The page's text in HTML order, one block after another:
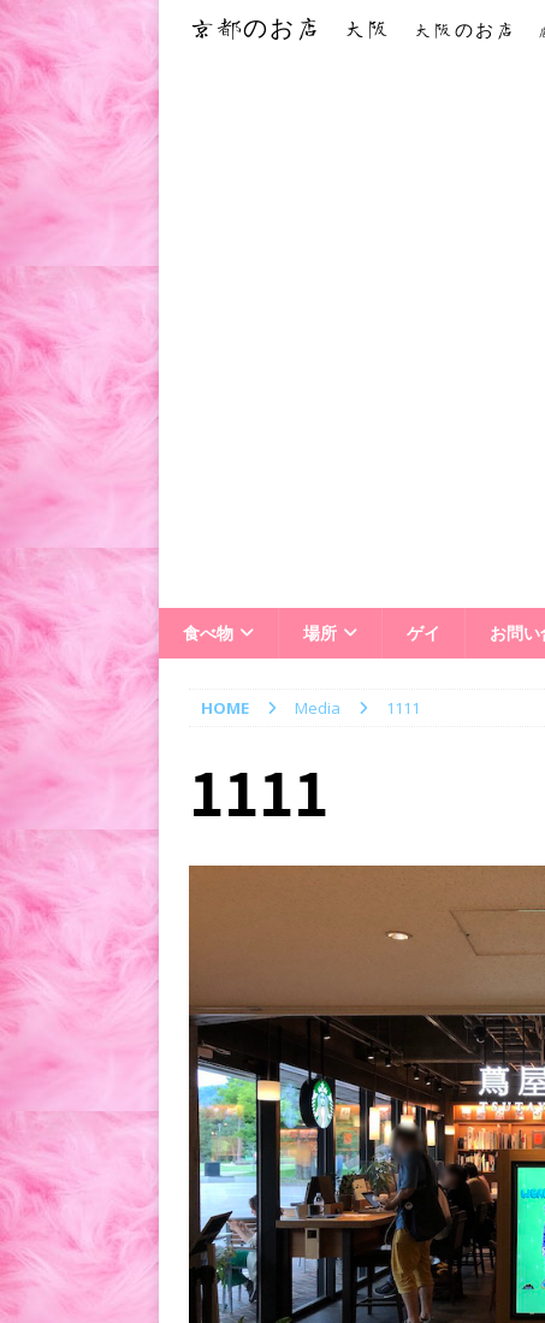
京都のお店 大阪 大阪のお店
食べ物 場所 ゲイ お問
HOME Media 1111
1111